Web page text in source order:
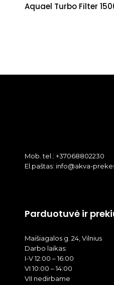
Aquael Turbo Filter
Mob. tel.: +37068802230
El.paštas: info@akva-
Parduotuvė ir
Maišiagalos g. 24, Vilnius
Darbo laikas:
I-V 12:00 – 16:00
VI 10:00 – 14:00
VII nedirbame